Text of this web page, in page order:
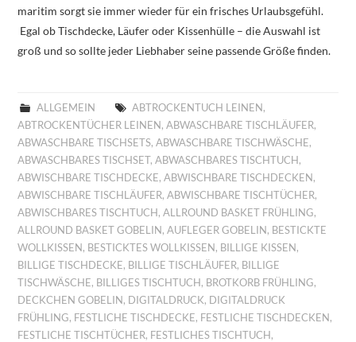
maritim sorgt sie immer wieder für ein frisches Urlaubsgefühl.
Egal ob Tischdecke, Läufer oder Kissenhülle – die Auswahl ist
groß und so sollte jeder Liebhaber seine passende Größe finden.
ALLGEMEIN ABTROCKENTUCH LEINEN ,
ABTROCKENTÜCHER LEINEN ,ABWASCHBARE TISCHLÄUFER,
ABWASCHBARE TISCHSETS,ABWASCHBARE TISCHWÄSCHE,
ABWASCHBARES TISCHSET,ABWASCHBARES TISCHTUCH ,
ABWISCHBARE TISCHDECKE,ABWISCHBARE TISCHDECKEN ,
ABWISCHBARE TISCHLÄUFER,ABWISCHBARE TISCHTÜCHER,
ABWISCHBARES TISCHTUCH ,ALLROUND BASKET FRÜHLING,
ALLROUND BASKET GOBELIN ,AUFLEGER GOBELIN , BESTICKTE
WOLLKISSEN , BESTICKTES WOLLKISSEN , BILLIGE KISSEN ,
BILLIGE TISCHDECKE, BILLIGE TISCHLÄUFER, BILLIGE
TISCHWÄSCHE, BILLIGES TISCHTUCH , BROTKORB FRÜHLING,
DECKCHEN GOBELIN , DIGITALDRUCK, DIGITALDRUCK
FRÜHLING, FESTLICHE TISCHDECKE, FESTLICHE TISCHDECKEN ,
FESTLICHE TISCHTÜCHER, FESTLICHES TISCHTUCH ,